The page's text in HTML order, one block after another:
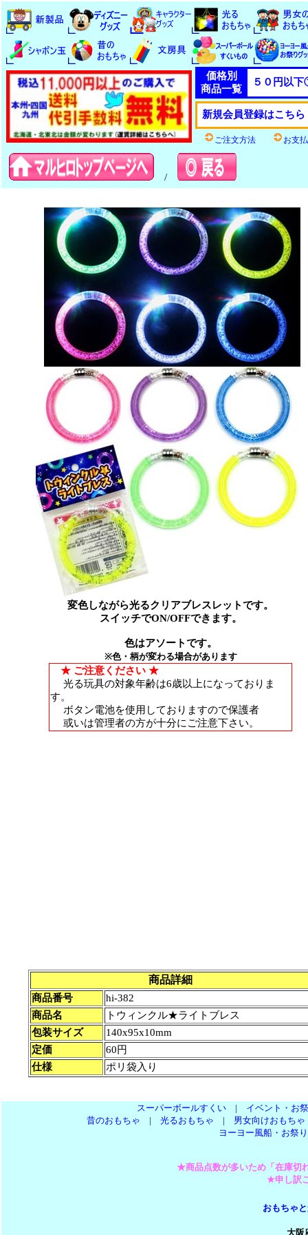
価格別
商品一覧
５０円以
新規会員登録はこちら
ご注文方法 お支
/
変色しながら光るクリアブレスレットです。
スイッチでON/OFFできます。
色はアソートです。
※色・柄が変わる場合があります
★ ご注意ください ★
光る玩具の対象年齢は6歳以上になっておりま
す。
ボタン電池を使用しておりますので保護者
或いは管理者の方が十分にご注意下さい。
商品詳細
商品番号
hi-382
商品名
トウィンクル★ライトブレス
包装サイズ
140x95x10mm
定価
60円
仕様
ポリ袋入り
スーパーボールすくい | イベント・お
昔のおもちゃ | 光るおもちゃ | 男女向けおもちゃ
ヨーヨー風船・お祭り
★商品点数が多いため「在庫切
★申し訳
おもちゃ
大阪